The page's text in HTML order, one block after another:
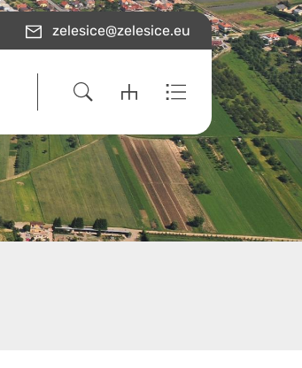
zelesice@zelesice.eu